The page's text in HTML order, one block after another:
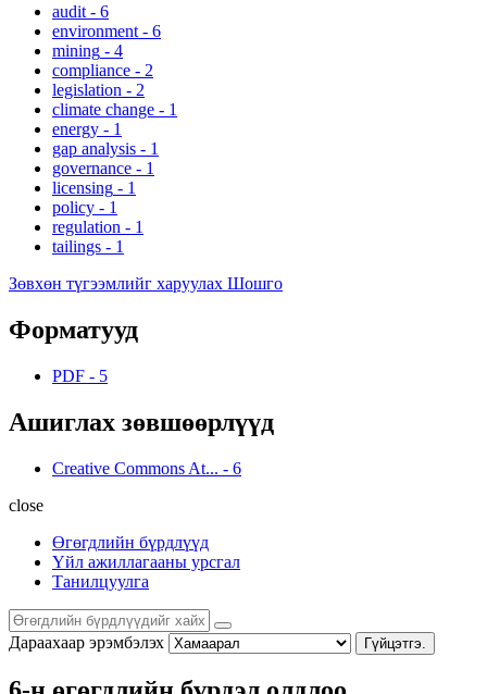
audit - 6
environment - 6
mining - 4
compliance - 2
legislation - 2
climate change - 1
energy - 1
gap analysis - 1
governance - 1
licensing - 1
policy - 1
regulation - 1
tailings - 1
Зөвхөн түгээмлийг харуулах Шошго
Форматууд
PDF - 5
Ашиглах зөвшөөрлүүд
Creative Commons At... - 6
close
Өгөгдлийн бүрдлүүд
Үйл ажиллагааны урсгал
Танилцуулга
Дараахаар эрэмбэлэх Гүйцэтгэ.